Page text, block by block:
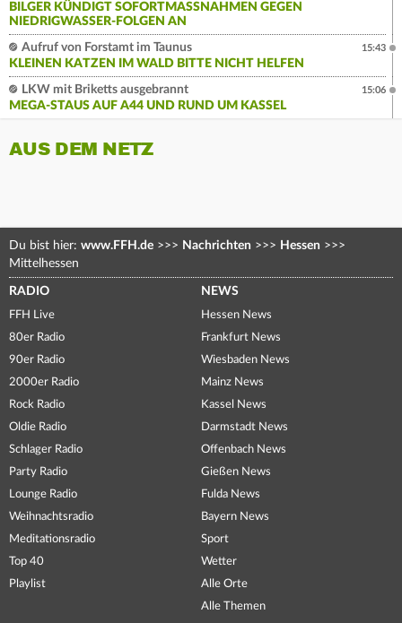
BILGER KÜNDIGT SOFORTMASSNAHMEN GEGEN N
IEDRIGWASSER-FOLGEN AN
Aufruf von Forstamt im Taunus
KLEINEN KATZEN IM WALD BITTE NICHT HELFEN
15:43
LKW mit Briketts ausgebrannt
MEGA-STAUS AUF A44 UND RUND UM KASSEL
15:06
AUS DEM NETZ
Du bist hier: www.FFH.de >>> Nachrichten >>> Hessen >>>
Mittelhessen
RADIO
FFH Live
80er Radio
90er Radio
2000er Radio
Rock Radio
Oldie Radio
Schlager Radio
Party Radio
Lounge Radio
Weihnachtsradio
Meditationsradio
Top 40
Playlist
NEWS
Hessen News
Frankfurt News
Wiesbaden News
Mainz News
Kassel News
Darmstadt News
Offenbach News
Gießen News
Fulda News
Bayern News
Sport
Wetter
Alle Orte
Alle Themen